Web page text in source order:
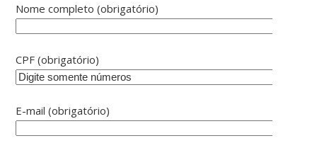
Nome completo (obrigatório)
CPF (obrigatório)
E-mail (obrigatório)